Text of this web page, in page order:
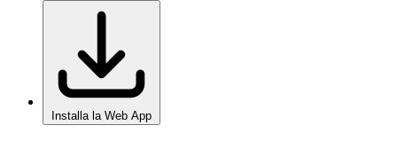
Installa la Web App